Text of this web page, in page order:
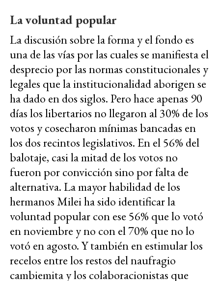
La voluntad popular
La discusión sobre la forma y el fondo es
una de las vías por las cuales se manifiesta el
desprecio por las normas constitucionales y
legales que la institucionalidad aborigen se
ha dado en dos siglos. Pero hace apenas 90
días los libertarios no llegaron al 30% de los
votos y cosecharon mínimas bancadas en
los dos recintos legislativos. En el 56% del
balotaje, casi la mitad de los votos no
fueron por convicción sino por falta de
alternativa. La mayor habilidad de los
hermanos Milei ha sido identificar la
voluntad popular con ese 56% que lo votó
en noviembre y no con el 70% que no lo
votó en agosto. Y también en estimular los
recelos entre los restos del naufragio
cambiemita y los colaboracionistas que